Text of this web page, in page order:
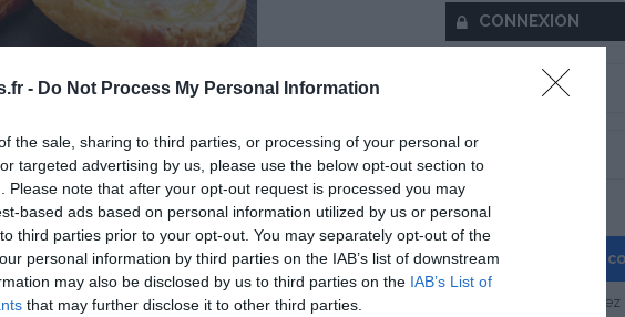
- Do Not Process My Personal Information
the sale, sharing to third parties, or processing of your personal or
targeted advertising by us, please use the below opt-out section to
Please note that after your opt-out request is processed you may
based ads based on personal information utilized by us or personal
third parties prior to your opt-out. You may separately opt-out of the
personal information by third parties on the IAB’s list of downstream
may also be disclosed by us to third parties on the IAB’s List of
that may further disclose it to other third parties.
CONNEXION
Se souvenir de moi
Se
Vous